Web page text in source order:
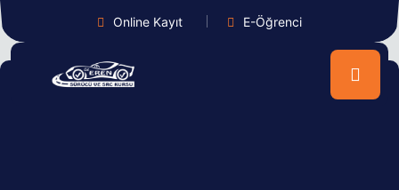
Online Kayıt E-Öğrenci